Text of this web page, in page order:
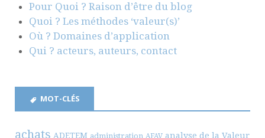
Pour Quoi ? Raison d’être du blog
Quoi ? Les méthodes ‘valeur(s)’
Où ? Domaines d’application
Qui ? acteurs, auteurs, contact
MOT-CLÉS
achats ADETEM administration AFAV analyse de la Valeur